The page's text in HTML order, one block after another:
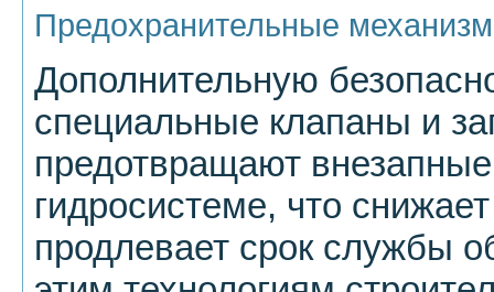
Предохранительные
Дополнительную
специальные клапаны и
предотвращают
гидросистеме, что
продлевает срок службы